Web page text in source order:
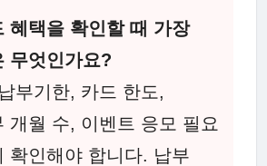
혜택을 확인할 때 가장
무엇인가요?
부기한, 카드 한도,
개월 수, 이벤트 응모 필요
확인해야 합니다. 납부